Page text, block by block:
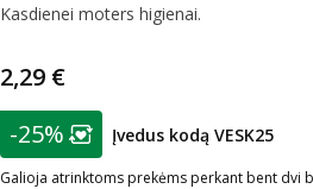
Kasdienei moters higienai.
2,29 €
patarimas
Lojalumo klubo narių
-25% Įvedus kodą VESK25
Galioja atrinktoms prekėms perkant bent dvi